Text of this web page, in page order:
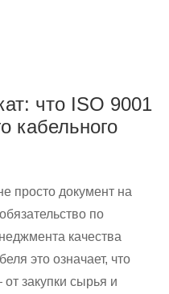
что ISO 9001
кабельного
просто документ на
по
качества
это означает, что
закупки сырья и